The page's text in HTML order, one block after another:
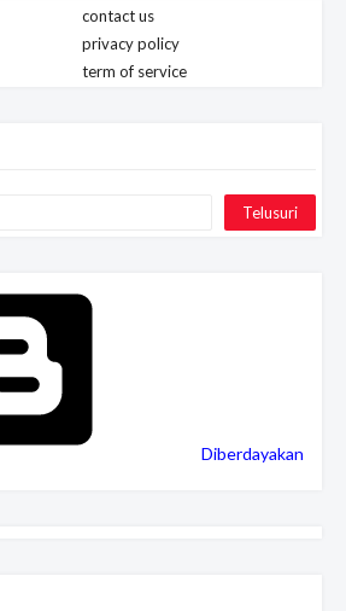
contact us
privacy policy
term of service
Diberdayakan